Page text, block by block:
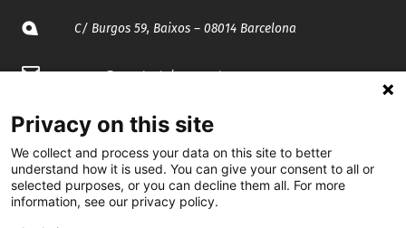
C/ Burgos 59, Baixos – 08014 Barcelona
spccc@spcgtcatalunya.cat
935 120 481
@CGTCatalunya
cgtcatalunya
Privacy on this site
We collect and process your data on this site to better
understand how it is used. You can give your consent to all or
selected purposes, or you can decline them all. For more
information, see our privacy policy.